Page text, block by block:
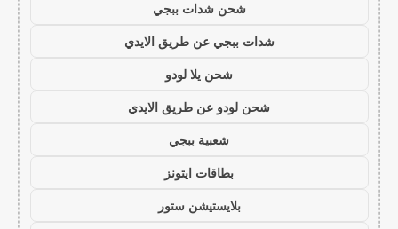
شحن شدات ببجي
شدات ببجي عن طريق الايدي
شحن يلا لودو
شحن لودو عن طريق الايدي
شعبية ببجي
بطاقات ايتونز
بلايستيشن ستور